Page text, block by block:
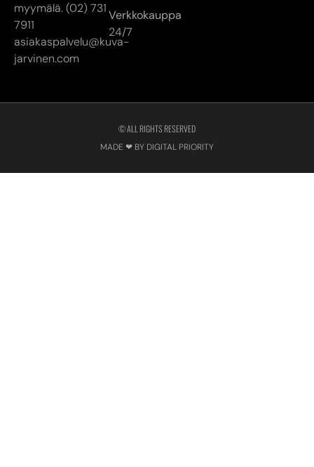
myymälä. (02) 731
7911
asiakaspalvelu@kuva-
jarvinen.com
Verkkokauppa
24/7
© ALL RIGHTS RESERVED
MADE ❤ BY DIGITAL PRIORITY